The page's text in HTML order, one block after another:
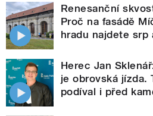
Renesanční
Proč na fasádě
hradu najdete srp
Herec Jan
je obrovská jízda.
podíval i před